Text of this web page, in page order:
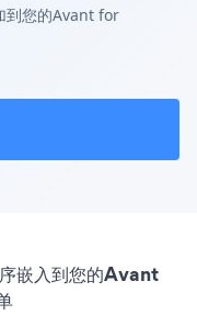
您的Avant for
嵌入到您的Avant